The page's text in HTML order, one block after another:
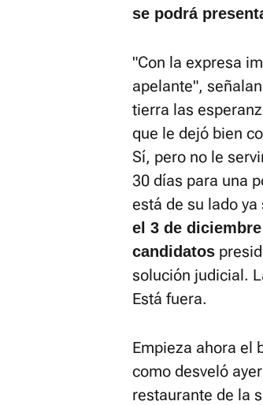
se podrá
"Con la expresa
apelante",
tierra las
que le dejó bien
Sí, pero no le
30 días para una
está de su lado ya
el 3 de
candidatos
solución judicial.
Está fuera.
Empieza ahora el
como desveló
restaurante de la